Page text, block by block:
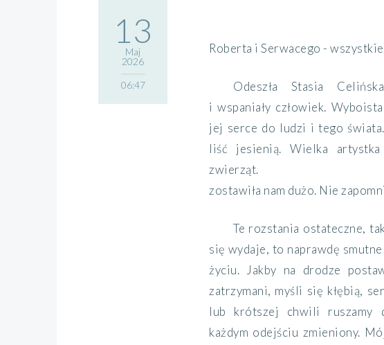
13
Maj
2026
06:47
Roberta i Serwacego -
Odeszła Stasia
i wspaniały człowiek.
jej serce do ludzi i tego
liść jesienią. Wielka
zwierząt.
zostawiła nam dużo. Nie
Te rozstania ostateczne,
się wydaje, to naprawdę smutne
życiu. Jakby na drodze
zatrzymani, myśli się kłębią,
lub krótszej chwili ruszamy
każdym odejściu zmieniony.